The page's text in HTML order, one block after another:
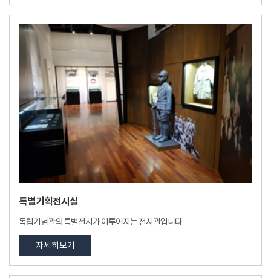
특별기획전시실
독립기념관의 특별전시가 이루어지는 전시관입니다.
자세히보기